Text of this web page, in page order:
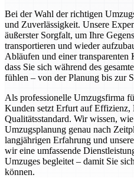
Bei der Wahl der richtigen
und Zuverlässigkeit. Unsere
äußerster Sorgfalt, um Ihre
transportieren und wieder
Abläufen und einer
dass Sie sich während des
fühlen – von der Planung bis zur
Als professionelle Umzugsfirma
Kunden setzt Erfurt auf Effizienz,
Qualitätsstandard. Wir wissen,
Umzugsplanung genau nach
langjährigen Erfahrung und
wir eine umfassende
Umzuges begleitet – damit Sie
können.